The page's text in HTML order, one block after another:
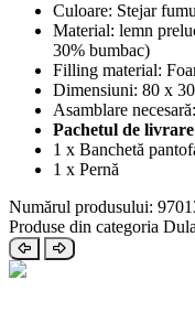
Culoare: Stejar
Material: lemn
30% bumbac)
Filling material:
Dimensiuni: 80 x
Asamblare
Pachetul de
1 x Banchetă
1 x Pernă
Numărul produsului:
Produse din categoria